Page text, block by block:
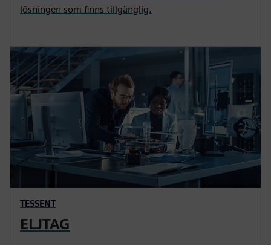
lösningen som finns tillgänglig.
TESSENT
ELJTAG